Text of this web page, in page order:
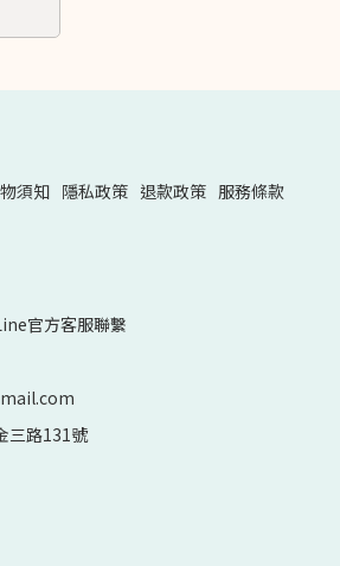
須知 隱私政策 退款政策 服務條款
官方客服聯繫
三路131號